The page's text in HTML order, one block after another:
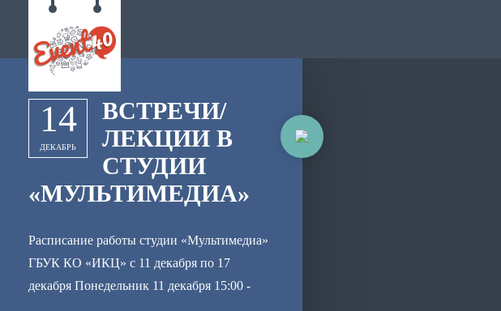
14
ДЕКАБРЬ
ВСТРЕЧИ/
ЛЕКЦИИ В
СТУДИИ
«МУЛЬТИМЕДИА»
Расписание работы студии «Мультимедиа»
ГБУК КО «ИКЦ» с 11 декабря по 17
декабря Понедельник 11 декабря 15:00 -